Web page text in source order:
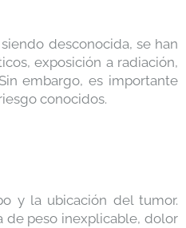
desconocida, se han
exposición a radiación,
embargo, es importante
conocidos.
y la ubicación del tumor.
de peso inexplicable, dolor